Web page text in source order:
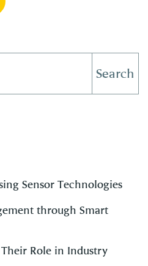
Search
Sensor Technologies
through Smart
Role in Industry